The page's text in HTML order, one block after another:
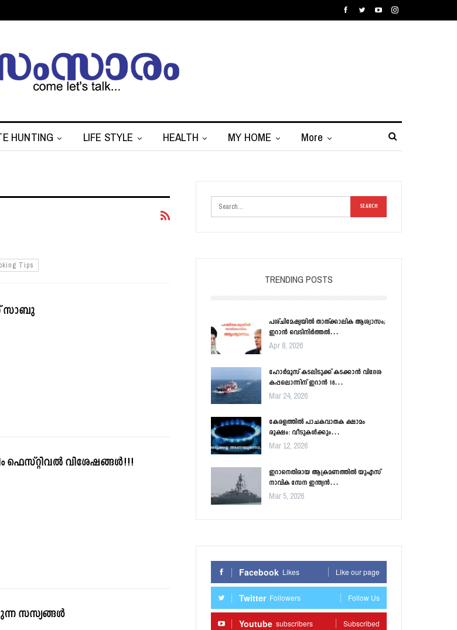
HUNTING LIFE STYLE HEALTH MY HOME More
Tips
സാബു
ഫെസ്റ്റിവൽ വിശേഷങ്ങൾ!!!
സസ്യങ്ങള്‍
TRENDING POSTS
പശ്ചിമേഷ്യയിൽ താത്ക്കാലിക ആശ്വാസം;
ഇറാൻ വെടിനിർത്തൽ…
Apr 8, 2026
ഹോർമൂസ് കടലിടുക്ക് കടക്കാൻ വിദേശ
കപ്പലൊന്നിന് ഇറാൻ 18…
Mar 24, 2026
കേരളത്തിൽ പാചകവാതക ക്ഷാമം
രൂക്ഷം: വീടുകൾക്കും…
Mar 12, 2026
ഇറാനെതിരായ ആക്രമണത്തിൽ യുഎസ്
നാവിക സേന ഇന്ത്യൻ…
Mar 5, 2026
Facebook Likes Like our page
Twitter Followers Follow Us
Youtube subscribers Subscribed